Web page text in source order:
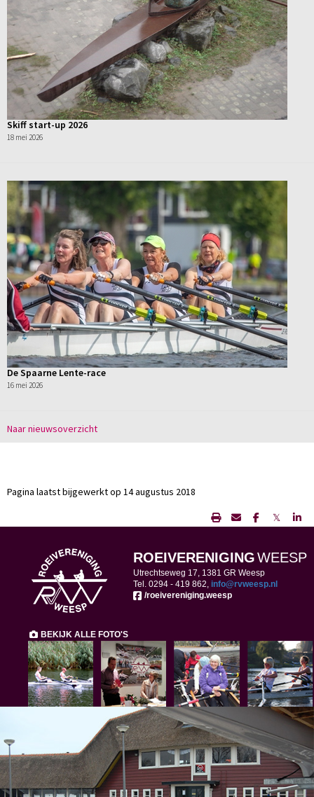
Skiff start-up 2026
18 mei 2026
De Spaarne Lente-race
16 mei 2026
Naar nieuwsoverzicht
Pagina laatst bijgewerkt op 14 augustus 2018
𝕏
ROEIVERENIGINGWEESP
Utrechtseweg 17, 1381 GR Weesp
Tel. 0294 - 419 862, ofni@rvweesp.nl
/roeivereniging.weesp
BEKIJK ALLE FOTO'S